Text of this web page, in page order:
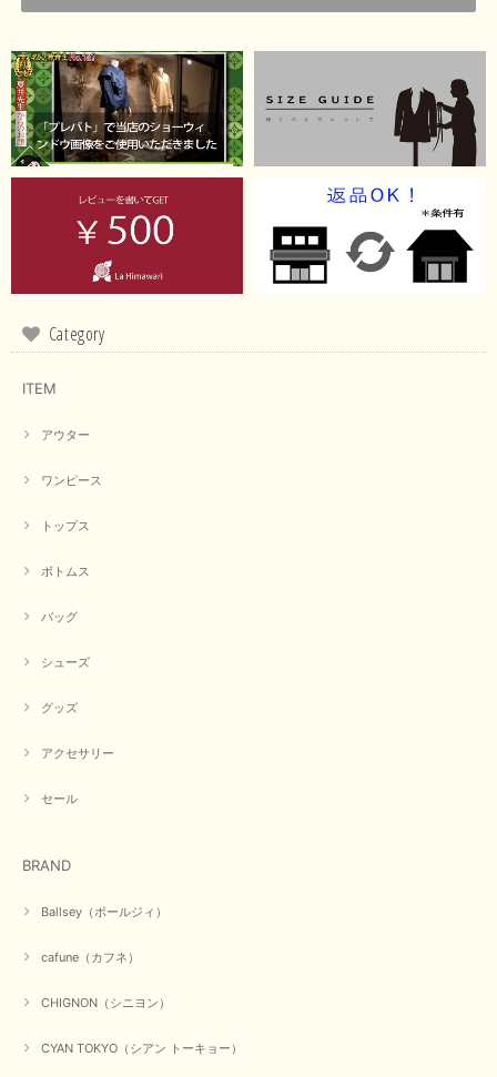
Category
ITEM
アウター
ワンピース
トップス
ボトムス
バッグ
シューズ
グッズ
アクセサリー
セール
BRAND
Ballsey（ボールジィ）
cafune（カフネ）
CHIGNON（シニヨン）
CYAN TOKYO（シアン トーキョー）